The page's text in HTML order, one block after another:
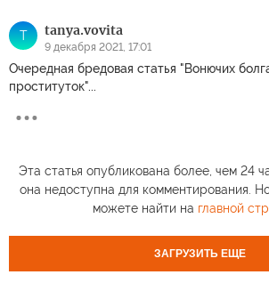
T tanya.vovita
9 декабря 2021, 17:01
Очередная бредовая статья "Вонючих
проституток"...
Эта статья опубликована более, чем 24
она недоступна для комментирования.
можете найти на главной
ЗАГРУЗИТЬ ЕЩЕ